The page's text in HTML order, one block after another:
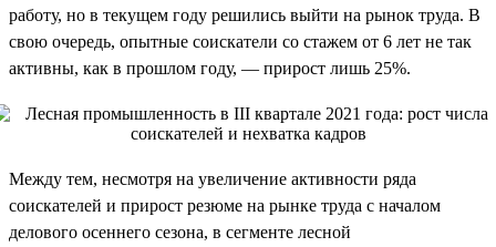
работу, но в текущем году решились выйти на рынок труда. В
свою очередь, опытные соискатели со стажем от 6 лет не так
активны, как в прошлом году, — прирост лишь 25%.
Между тем, несмотря на увеличение активности ряда
соискателей и прирост резюме на рынке труда с началом
делового осеннего сезона, в сегменте лесной